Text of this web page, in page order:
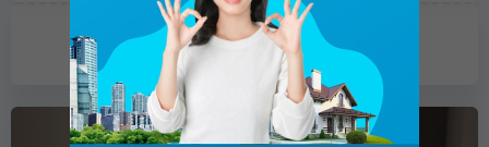
Chưa có ưu đãi